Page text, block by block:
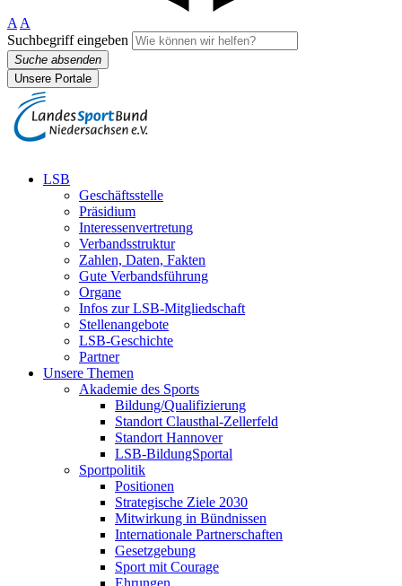
A A
Suchbegriff eingeben
Suche absenden
Unsere Portale
LSB
Geschäftsstelle
Präsidium
Interessenvertretung
Verbandsstruktur
Zahlen, Daten, Fakten
Gute Verbandsführung
Organe
Infos zur LSB-Mitgliedschaft
Stellenangebote
LSB-Geschichte
Partner
Unsere Themen
Akademie des Sports
Bildung/Qualifizierung
Standort Clausthal-Zellerfeld
Standort Hannover
LSB-BildungSportal
Sportpolitik
Positionen
Strategische Ziele 2030
Mitwirkung in Bündnissen
Internationale Partnerschaften
Gesetzgebung
Sport mit Courage
Ehrungen